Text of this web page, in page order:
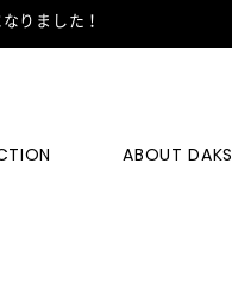
りました！
ABOUT DAKS